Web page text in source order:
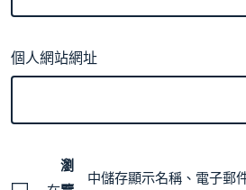
個人網站網址
瀏
中儲存顯示名稱、電子郵